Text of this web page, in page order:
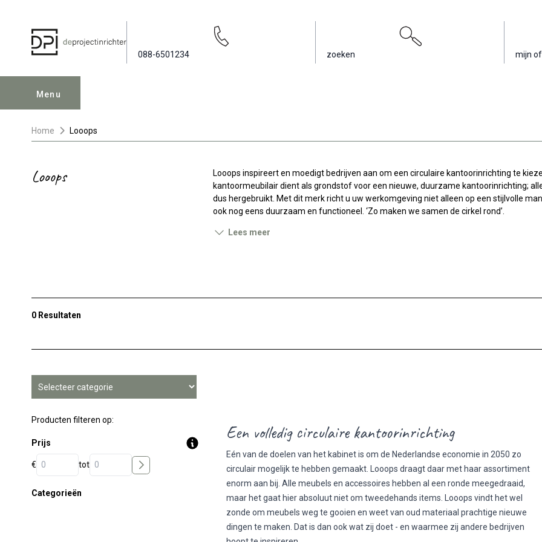
088-6501234 zoeken mijn
Menu
Home Looops
Looops
Looops inspireert en moedigt bedrijven aan om een circulaire kantoorinrichting te
kantoormeubilair dient als grondstof voor een nieuwe, duurzame kantoorinrichting;
dus hergebruikt. Met dit merk richt u uw werkomgeving niet alleen op een stijlvolle
ook nog eens duurzaam en functioneel. ‘Zo maken we samen de cirkel rond’.
Lees meer
0 Resultaten
Producten filteren op:
Prijs
€ tot
Categorieën
Een volledig circulaire kantoorinrichting
Eén van de doelen van het kabinet is om de Nederlandse economie in 2050 zo
circulair mogelijk te hebben gemaakt. Looops draagt daar met haar assortiment
enorm aan bij. Alle meubels en accessoires hebben al een ronde meegedraaid,
maar het gaat hier absoluut niet om tweedehands items. Looops vindt het wel
zonde om meubels weg te gooien en weet van oud materiaal prachtige nieuwe
dingen te maken. Dat is dan ook wat zij doet - en waarmee zij andere bedrijven